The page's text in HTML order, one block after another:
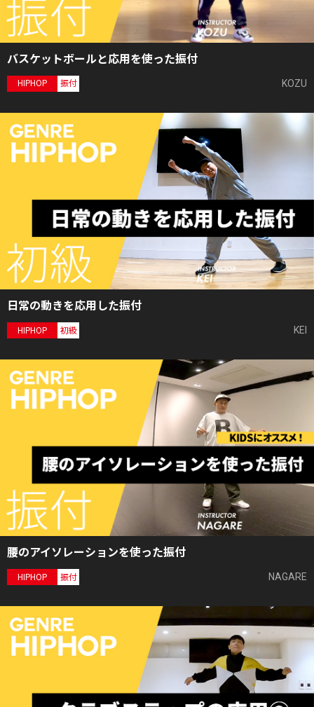
バスケットボールと応用を使った振付
HIPHOP 振付 KOZU
日常の動きを応用した振付
HIPHOP 初級 KEI
腰のアイソレーションを使った振付
HIPHOP 振付 NAGARE